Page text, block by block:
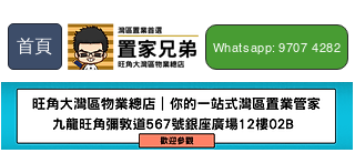
首頁 Whatsapp: 9707 4282